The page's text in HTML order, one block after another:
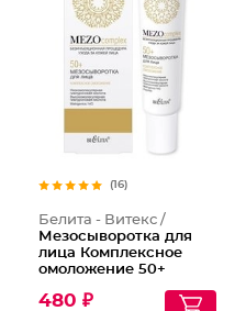
(16)
Белита - Витекс /
Мезосыворотка для
лица Комплексное
омоложение 50+
480 ₽